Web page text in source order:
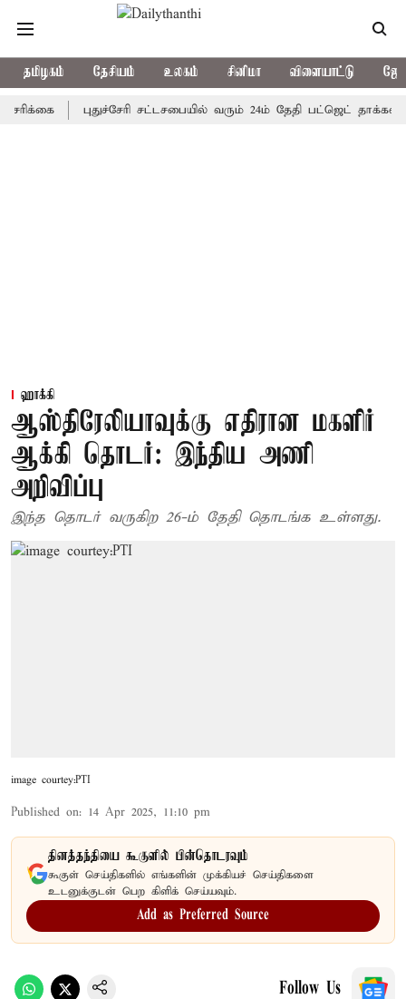
தமிழகம் தேசியம் உலகம் சினிமா விளையாட்டு
புதுச்சேரி சட்டசபையில் வரும் 24ம் தேதி பட்ஜெட் தாக்கல்
ஹாக்கி
ஆஸ்திரேலியாவுக்கு எதிரான மகளிர்
ஆக்கி தொடர்: இந்திய அணி
அறிவிப்பு
இந்த தொடர் வருகிற 26-ம் தேதி தொடங்க உள்ளது.
image courtey:PTI
Published on: 14 Apr 2025, 11:10 pm
தினத்தந்தியை கூகுளில் பின்தொடரவும்
கூகுள் செய்திகளில் எங்களின் முக்கியச் செய்திகளை
உடனுக்குடன் பெற கிளிக் செய்யவும்.
Add as Preferred Source
Follow Us